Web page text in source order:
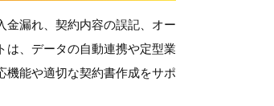
金漏れ、契約内容の誤記、オー
は、データの自動連携や定型業
機能や適切な契約書作成をサポ